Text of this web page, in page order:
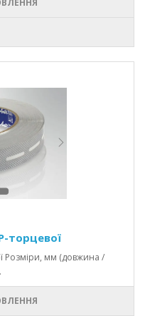
торцевої
Розміри, мм (довжина /